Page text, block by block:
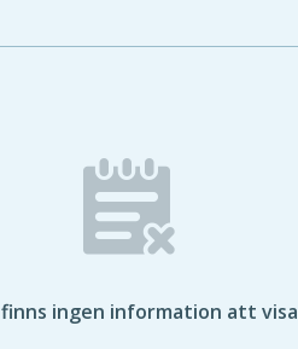
ingen information att visa